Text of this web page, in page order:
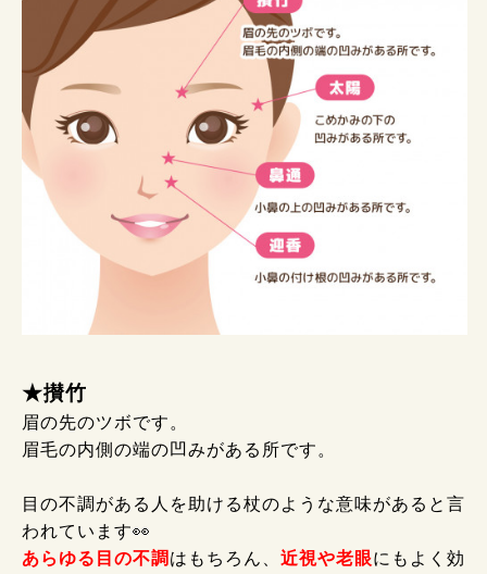
★攅竹
眉の先のツボです。
眉毛の内側の端の凹みがある所です。
目の不調がある人を助ける杖のような意味があると言
われています👀
あらゆる目の不調 はもちろん、 近視や老眼にもよく効